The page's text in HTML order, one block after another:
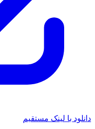
دانلود با لینک مستقیم